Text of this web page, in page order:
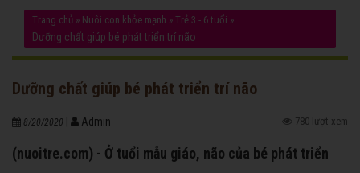
Trang chủ » Nuôi con khỏe mạnh » Trẻ 3 - 6 tuổi »
Dưỡng chất giúp bé phát triển trí não
Dưỡng chất giúp bé phát triển trí não
8/20/2020 Admin 780 lượt xem
(nuoitre.com) - Ở tuổi mẫu giáo, não của bé phát triển